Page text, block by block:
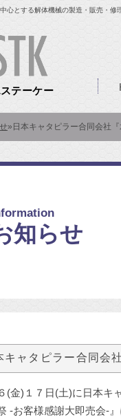
心とする解体機械の製造・販売・修
テーケー
» 日本キャタピラー合同会社
知らせ
キャタピラー合同会
(金)１７日(土)に日本キ
-お客様感謝大即売会-